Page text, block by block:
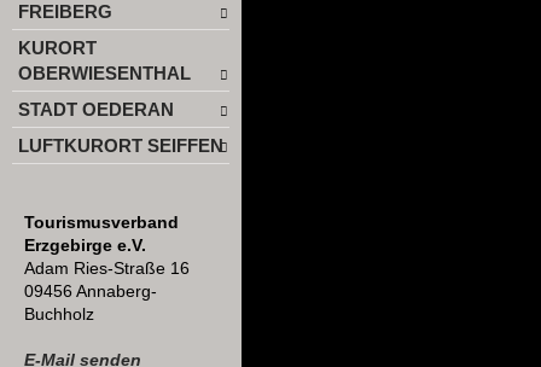
FREIBERG
KURORT
OBERWIESENTHAL
STADT OEDERAN
LUFTKURORT SEIFFEN
Tourismusverband
Erzgebirge e.V.
Adam Ries-Straße 16
09456 Annaberg-
Buchholz
E-Mail senden